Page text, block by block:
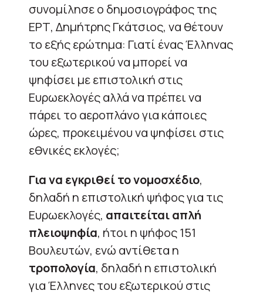
συνομίλησε ο δημοσιογράφος της
ΕΡΤ, Δημήτρης Γκάτσιος, να θέτουν
το εξής ερώτημα: Γιατί ένας Έλληνας
του εξωτερικού να μπορεί να
ψηφίσει με επιστολική στις
Ευρωεκλογές αλλά να πρέπει να
πάρει το αεροπλάνο για κάποιες
ώρες, προκειμένου να ψηφίσει στις
εθνικές εκλογές;
Για να εγκριθεί το νομοσχέδιο,
δηλαδή η επιστολική ψήφος για τις
Ευρωεκλογές, απαιτείται απλή
πλειοψηφία, ήτοι η ψήφος 151
Βουλευτών, ενώ αντίθετα η
τροπολογία, δηλαδή η επιστολική
για Έλληνες του εξωτερικού στις